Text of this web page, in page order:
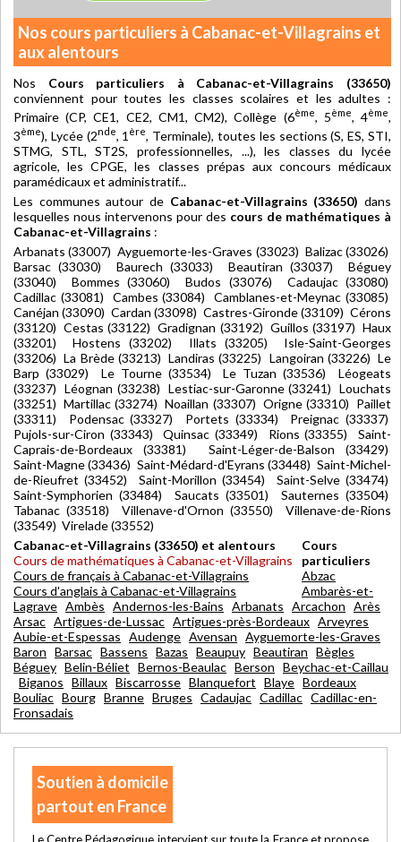
Nos cours particuliers à Cabanac-et-Villagrains et
aux alentours
Nos Cours particuliers à Cabanac-et-Villagrains (33650)
conviennent pour toutes les classes scolaires et les adultes :
Primaire (CP, CE1, CE2, CM1, CM2), Collège (6ème, 5ème, 4ème,
3ème), Lycée (2nde, 1 ère, Terminale), toutes les sections (S, ES, STI,
STMG, STL, ST2S, professionnelles, ...), les classes du lycée
agricole, les CPGE, les classes prépas aux concours médicaux
paramédicaux et administratif...
Les communes autour de Cabanac-et-Villagrains (33650) dans
lesquelles nous intervenons pour des cours de mathématiques à
Cabanac-et-Villagrains :
Arbanats (33007) Ayguemorte-les-Graves (33023) Balizac (33026)
Barsac (33030) Baurech (33033) Beautiran (33037) Béguey
(33040) Bommes (33060) Budos (33076) Cadaujac (33080)
Cadillac (33081) Cambes (33084) Camblanes-et-Meynac (33085)
Canéjan (33090) Cardan (33098) Castres-Gironde (33109) Cérons
(33120) Cestas (33122) Gradignan (33192) Guillos (33197) Haux
(33201) Hostens (33202) Illats (33205) Isle-Saint-Georges
(33206) La Brède (33213) Landiras (33225) Langoiran (33226) Le
Barp (33029) Le Tourne (33534) Le Tuzan (33536) Léogeats
(33237) Léognan (33238) Lestiac-sur-Garonne (33241) Louchats
(33251) Martillac (33274) Noaillan (33307) Origne (33310) Paillet
(33311) Podensac (33327) Portets (33334) Preignac (33337)
Pujols-sur-Ciron (33343) Quinsac (33349) Rions (33355) Saint-
Caprais-de-Bordeaux (33381) Saint-Léger-de-Balson (33429)
Saint-Magne (33436) Saint-Médard-d'Eyrans (33448) Saint-Michel-
de-Rieufret (33452) Saint-Morillon (33454) Saint-Selve (33474)
Saint-Symphorien (33484) Saucats (33501) Sauternes (33504)
Tabanac (33518) Villenave-d'Ornon (33550) Villenave-de-Rions
(33549) Virelade (33552)
Cabanac-et-Villagrains (33650) et alentours
Cours de mathématiques à Cabanac-et-Villagrains
Cours de français à Cabanac-et-Villagrains
Cours d'anglais à Cabanac-et-Villagrains
Cours
particuliers
Abzac
Ambarès-et-
Lagrave Ambès Andernos-les-Bains Arbanats Arcachon Arès
Arsac Artigues-de-Lussac Artigues-près-Bordeaux Arveyres
Aubie-et-Espessas Audenge Avensan Ayguemorte-les-Graves
Baron Barsac Bassens Bazas Beaupuy Beautiran Bègles
Béguey Belin-Béliet Bernos-Beaulac Berson Beychac-et-Caillau
Biganos Billaux Biscarrosse Blanquefort Blaye Bordeaux
Bouliac Bourg Branne Bruges Cadaujac Cadillac Cadillac-en-
Fronsadais
Soutien à domicile
partout en France
Le Centre Pédagogique intervient sur toute la France et propose